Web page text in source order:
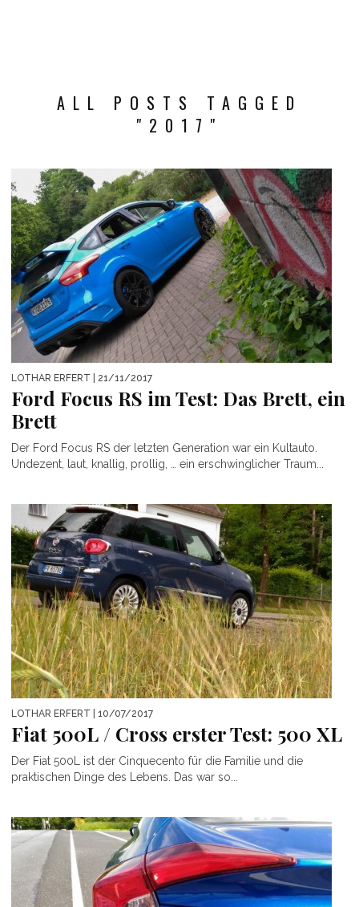
ALL POSTS TAGGED
"2017"
LOTHAR ERFERT | 21/11/2017
Ford Focus RS im Test: Das Brett, ein
Brett
Der Ford Focus RS der letzten Generation war ein Kultauto.
Undezent, laut, knallig, prollig, … ein erschwinglicher Traum...
LOTHAR ERFERT | 10/07/2017
Fiat 500L / Cross erster Test: 500 XL
Der Fiat 500L ist der Cinquecento für die Familie und die
praktischen Dinge des Lebens. Das war so...